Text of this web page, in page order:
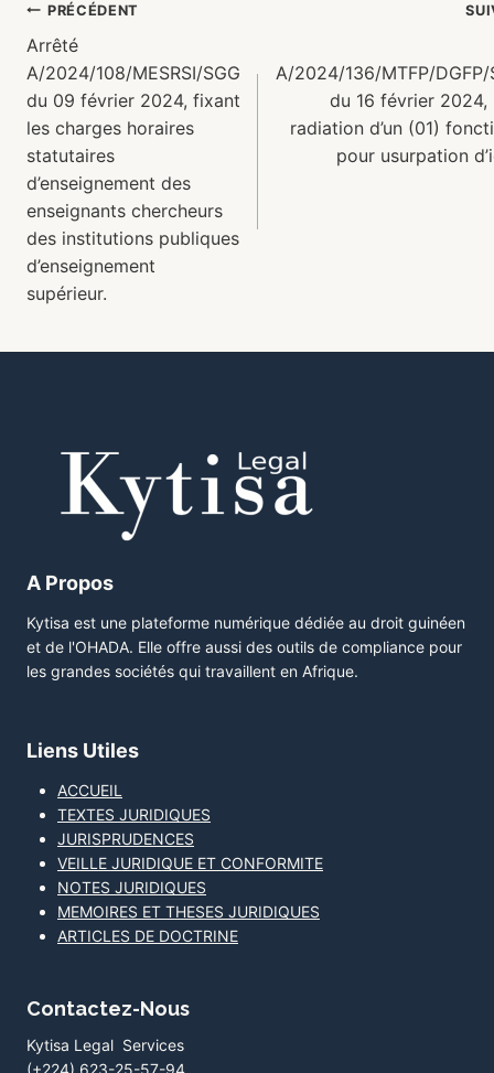
PRÉCÉDENT
Arrêté
A/2024/108/MESRSI/SGG
du 09 février 2024, fixant
les charges horaires
statutaires
d’enseignement des
enseignants chercheurs
des institutions publiques
d’enseignement
supérieur.
A/2024/136/MTFP/DGFP/
du 16 février
radiation d’un (01)
pour usurpation
A Propos
Kytisa est une plateforme numérique dédiée au droit guinéen
et de l'OHADA. Elle offre aussi des outils de compliance pour
les grandes sociétés qui travaillent en Afrique.
Liens Utiles
ACCUEIL
TEXTES JURIDIQUES
JURISPRUDENCES
VEILLE JURIDIQUE ET CONFORMITE
NOTES JURIDIQUES
MEMOIRES ET THESES JURIDIQUES
ARTICLES DE DOCTRINE
Contactez-Nous
Kytisa Legal Services